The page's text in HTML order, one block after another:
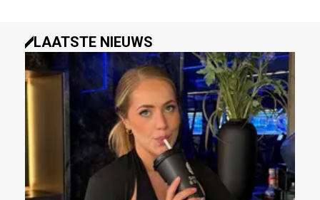
LAATSTE NIEUWS